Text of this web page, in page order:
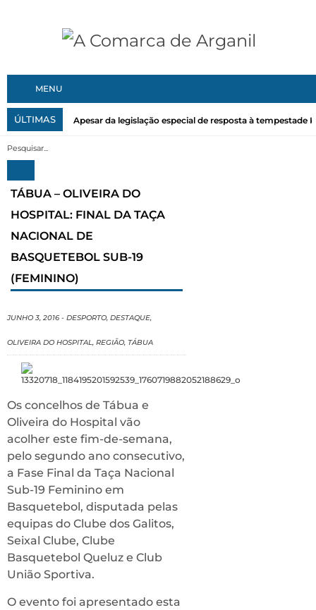
MENU
ÚLTIMAS Apesar da legislação especial de resposta à tempestade
TÁBUA – OLIVEIRA DO
HOSPITAL: FINAL DA TAÇA
NACIONAL DE
BASQUETEBOL SUB-19
(FEMININO)
JUNHO 3, 2016 - DESPORTO, DESTAQUE,
OLIVEIRA DO HOSPITAL, REGIÃO, TÁBUA
Os concelhos de Tábua e
Oliveira do Hospital vão
acolher este fim-de-semana,
pelo segundo ano consecutivo,
a Fase Final da Taça Nacional
Sub-19 Feminino em
Basquetebol, disputada pelas
equipas do Clube dos Galitos,
Seixal Clube, Clube
Basquetebol Queluz e Club
União Sportiva.
O evento foi apresentado esta